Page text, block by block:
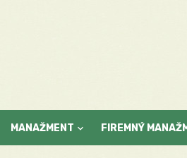
MANAŽMENT FIREMNÝ